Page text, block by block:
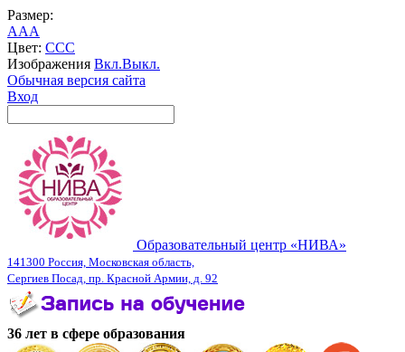
Размер:
AAA
Цвет: CCC
Изображения Вкл.Выкл.
Обычная версия сайта
Вход
Образовательный центр «НИВА»
141300 Россия, Московская область,
Сергиев Посад, пр. Красной Армии, д. 92
36 лет в сфере образования